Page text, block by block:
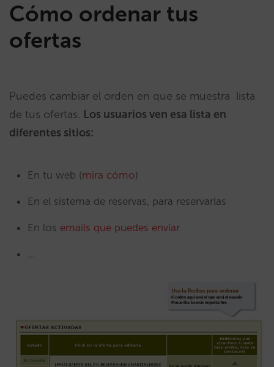
Cómo ordenar tus
ofertas
Puedes cambiar el orden en que se muestra lista
de tus ofertas. Los usuarios ven esa lista en
diferentes sitios:
En tu web (mira cómo)
En el sistema de reservas, para reservarlas
En los emails que puedes envíar
…